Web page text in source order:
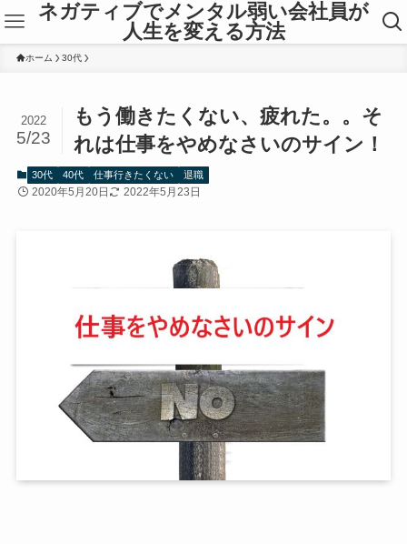
ネガティブでメンタル弱い会社員が
人生を変える方法
ホーム 30代
もう働きたくない、疲れた。。そ
れは仕事をやめなさいのサイン！
2022
5/23
30代 40代 仕事行きたくない 退職
2020年5月20日 2022年5月23日